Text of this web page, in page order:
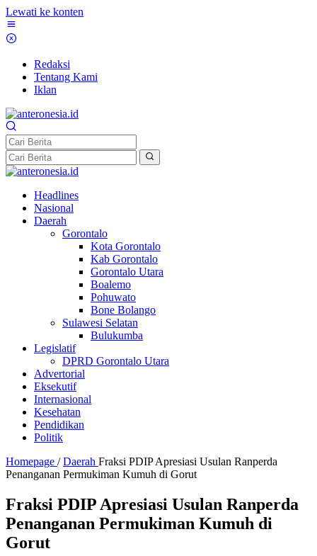
Lewati ke konten
Redaksi
Tentang Kami
Iklan
Headlines
Nasional
Daerah
Gorontalo
Kota Gorontalo
Kab Gorontalo
Gorontalo Utara
Boalemo
Pohuwato
Bone Bolango
Sulawesi Selatan
Bulukumba
Legislatif
DPRD Gorontalo Utara
Advertorial
Eksekutif
Internasional
Kesehatan
Pendidikan
Politik
Homepage / Daerah Fraksi PDIP Apresiasi Usulan Ranperda
Penanganan Permukiman Kumuh di Gorut
Fraksi PDIP Apresiasi Usulan Ranperda
Penanganan Permukiman Kumuh di
Gorut